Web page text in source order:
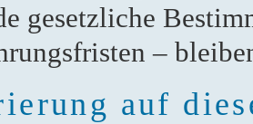
gesetzliche
–
auf